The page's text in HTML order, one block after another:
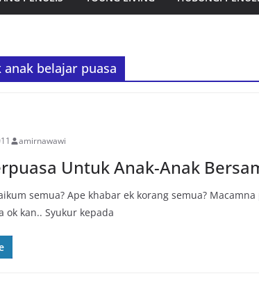
belajar puasa
amirnawawi
Untuk Anak-Anak
semua? Ape khabar ek korang semua?
ok kan.. Syukur kepada